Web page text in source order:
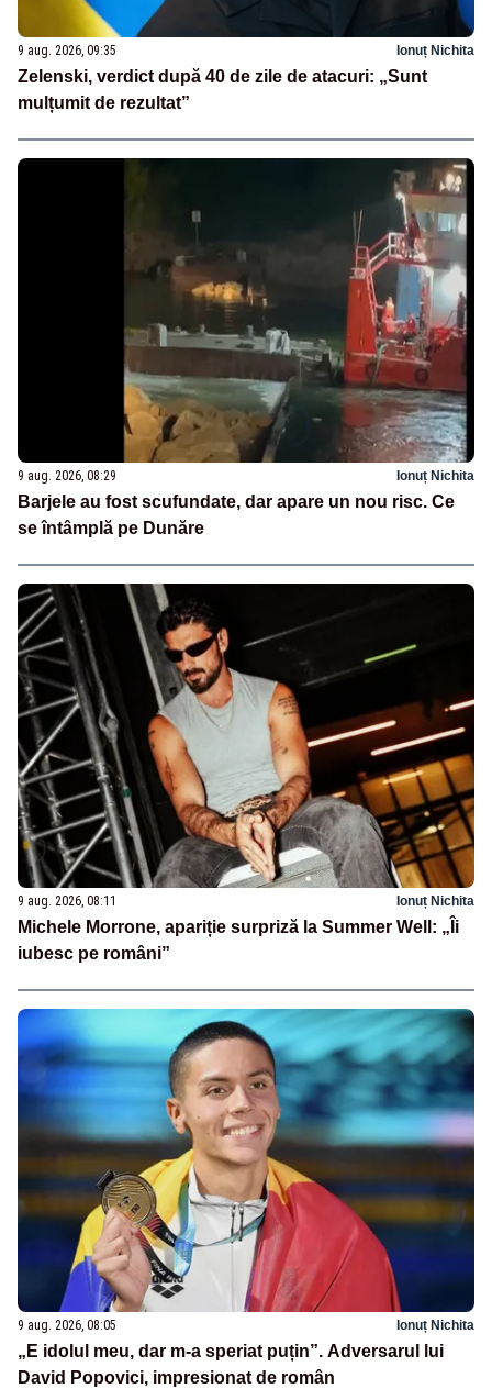
9 aug. 2026, 09:35 Ionuț Nichita
Zelenski, verdict după 40 de zile de atacuri: „Sunt
mulțumit de rezultat”
9 aug. 2026, 08:29 Ionuț Nichita
Barjele au fost scufundate, dar apare un nou risc. Ce
se întâmplă pe Dunăre
9 aug. 2026, 08:11 Ionuț Nichita
Michele Morrone, apariție surpriză la Summer Well: „Îi
iubesc pe români”
9 aug. 2026, 08:05 Ionuț Nichita
„E idolul meu, dar m-a speriat puțin”. Adversarul lui
David Popovici, impresionat de român